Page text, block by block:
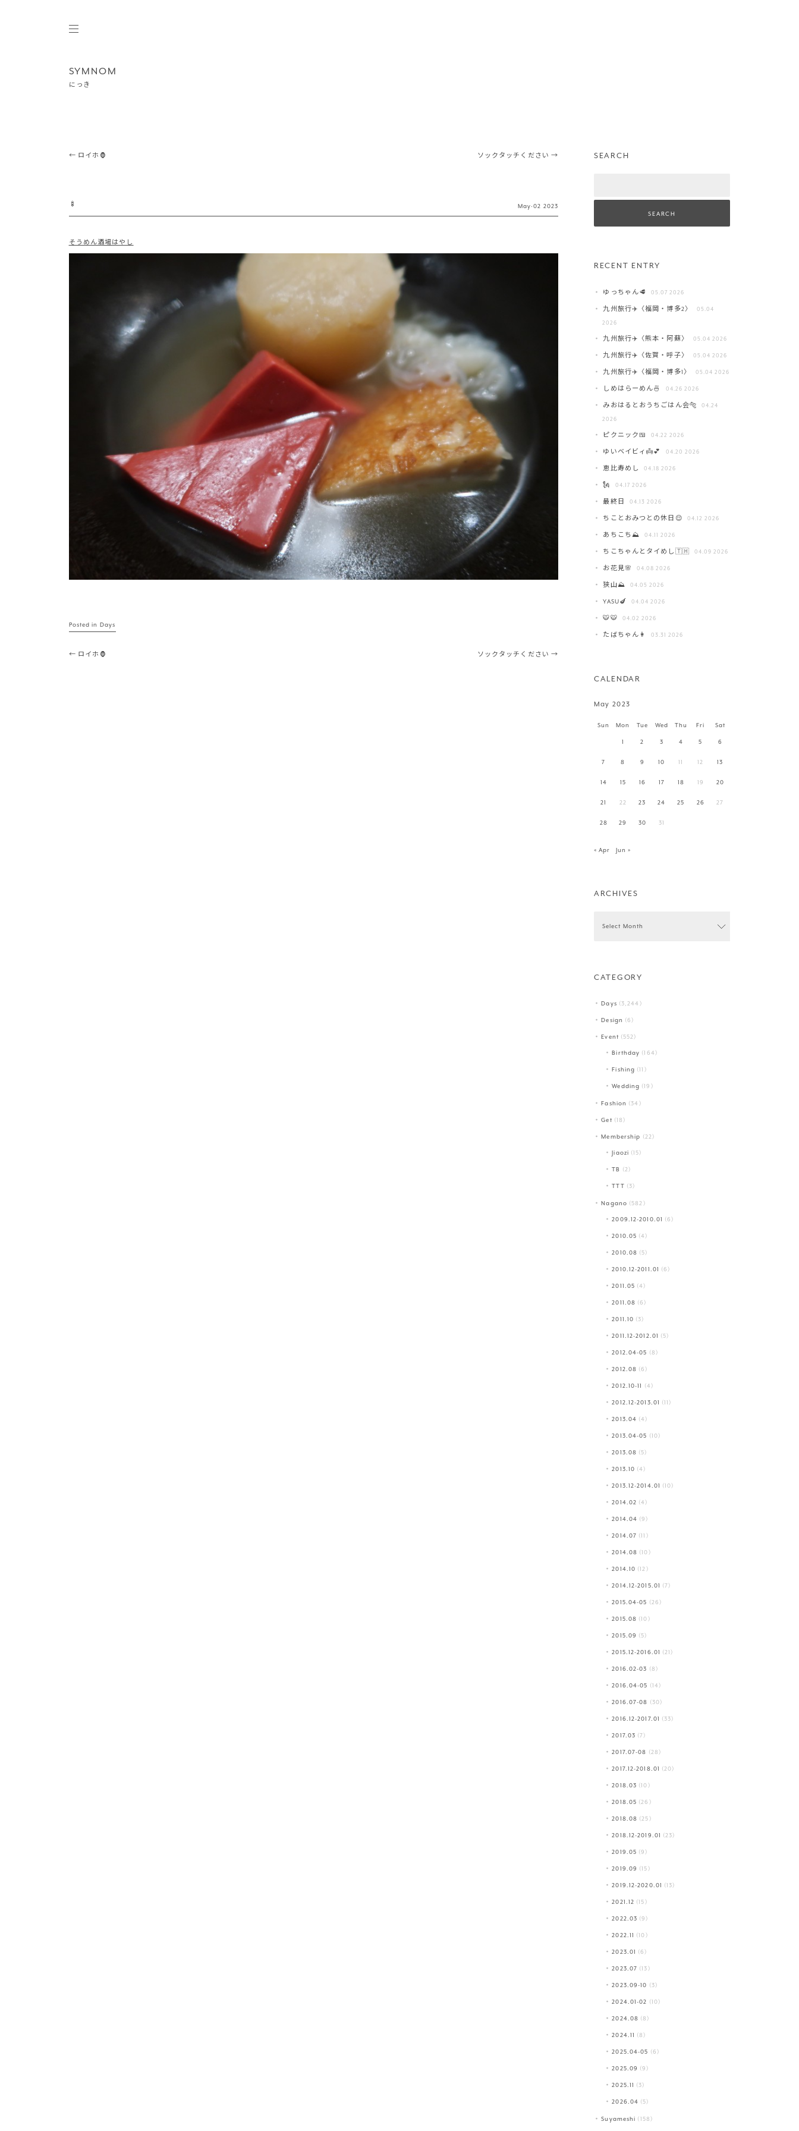
SYMNOM
にっき
Post navigation
← ロイホ🦍 ソックタッチください →
🍢 May·02 2023
そうめん酒場はやし
Posted in Days
Post navigation
← ロイホ🦍 ソックタッチください →
SEARCH
RECENT ENTRY
ゆっちゃん🥩 05.07 2026
九州旅行✈️〈福岡・博多2〉 05.04
2026
九州旅行✈️〈熊本・阿蘇〉 05.04 2026
九州旅行✈️〈佐賀・呼子〉 05.04 2026
九州旅行✈️〈福岡・博多1〉 05.04 2026
しめはらーめん🍜 04.26 2026
みおはるとおうちごはん会🐅 04.24
2026
ピクニック🍱 04.22 2026
ゆいベイビィ👼💕 04.20 2026
恵比寿めし 04.18 2026
🗽 04.17 2026
最終日 04.13 2026
ちことおみつとの休日😌 04.12 2026
あちこち⛰️ 04.11 2026
ちこちゃんとタイめし🇹🇭 04.09 2026
お花見🌸 04.08 2026
狭山⛰️ 04.05 2026
YASU🍆 04.04 2026
🐯🐯 04.02 2026
たばちゃん👩 03.31 2026
CALENDAR
May 2023
Sun Mon Tue Wed Thu Fri Sat
1 2 3 4 5 6
7 8 9 10 11 12 13
14 15 16 17 18 19 20
21 22 23 24 25 26 27
28 29 30 31
« Apr Jun »
ARCHIVES
CATEGORY
Days (3,244)
Design (6)
Event (552)
Birthday (164)
Fishing (11)
Wedding (19)
Fashion (34)
Get (18)
Membership (22)
Jiaozi (15)
TB (2)
TTT (3)
Nagano (582)
2009.12-2010.01 (6)
2010.05 (4)
2010.08 (5)
2010.12-2011.01 (6)
2011.05 (4)
2011.08 (6)
2011.10 (3)
2011.12-2012.01 (5)
2012.04-05 (8)
2012.08 (6)
2012.10-11 (4)
2012.12-2013.01 (11)
2013.04 (4)
2013.04-05 (10)
2013.08 (5)
2013.10 (4)
2013.12-2014.01 (10)
2014.02 (4)
2014.04 (9)
2014.07 (11)
2014.08 (10)
2014.10 (12)
2014.12-2015.01 (7)
2015.04-05 (26)
2015.08 (10)
2015.09 (5)
2015.12-2016.01 (21)
2016.02-03 (8)
2016.04-05 (14)
2016.07-08 (30)
2016.12-2017.01 (33)
2017.03 (7)
2017.07-08 (28)
2017.12-2018.01 (20)
2018.03 (10)
2018.05 (26)
2018.08 (25)
2018.12-2019.01 (23)
2019.05 (9)
2019.09 (15)
2019.12-2020.01 (13)
2021.12 (15)
2022.03 (9)
2022.11 (10)
2023.01 (6)
2023.07 (13)
2023.09-10 (3)
2024.01-02 (10)
2024.08 (8)
2024.11 (8)
2025.04-05 (6)
2025.09 (9)
2025.11 (3)
2026.04 (5)
Suyameshi (158)